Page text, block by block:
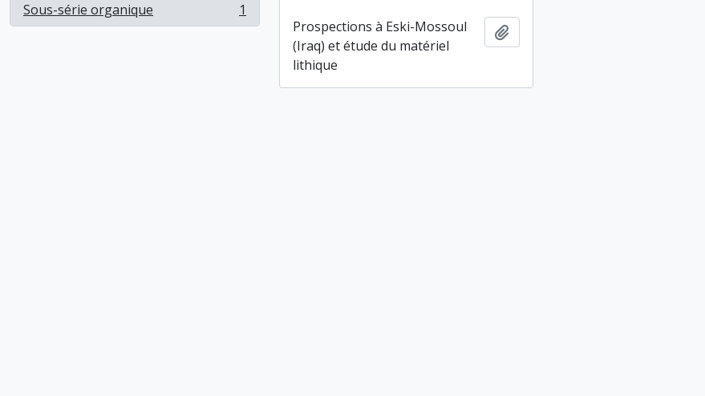
Sous-série organique
, 1 résultats 1
Prospections à Eski-Mossoul
(Iraq) et étude du matériel
lithique